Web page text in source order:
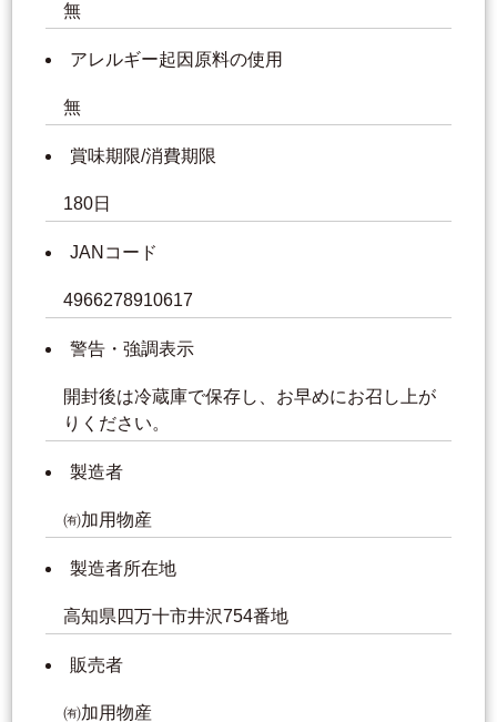
無
アレルギー起因原料の使用
無
賞味期限/消費期限
180日
JANコード
4966278910617
警告・強調表示
開封後は冷蔵庫で保存し、お早めにお召し上が
りください。
製造者
㈲加用物産
製造者所在地
高知県四万十市井沢754番地
販売者
㈲加用物産